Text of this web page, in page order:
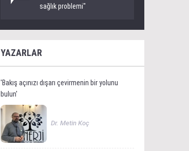
sağlık problemi"
YAZARLAR
'Bakış açınızı dışarı çevirmenin bir yolunu
bulun'
Dr. Metin Koç